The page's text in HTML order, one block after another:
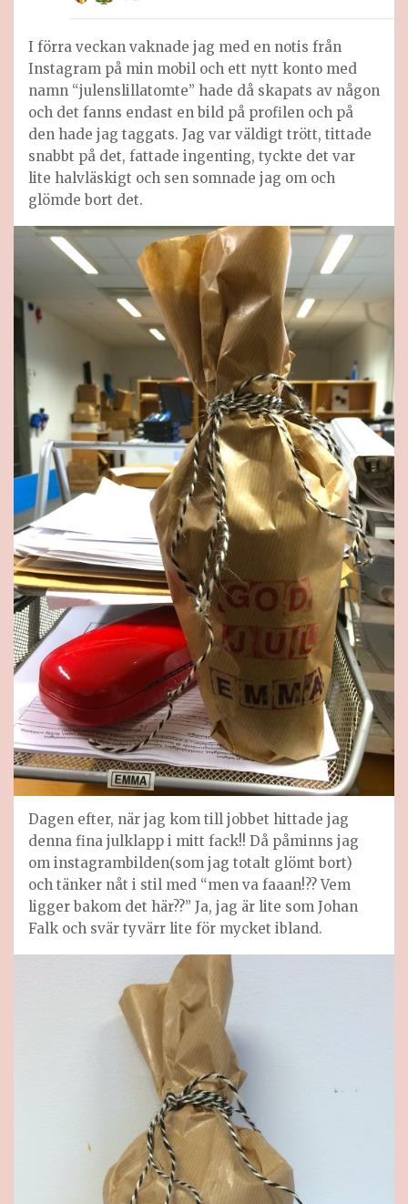
I förra veckan vaknade jag med en notis från
Instagram på min mobil och ett nytt konto med
namn “julenslillatomte” hade då skapats av någon
och det fanns endast en bild på profilen och på
den hade jag taggats. Jag var väldigt trött, tittade
snabbt på det, fattade ingenting, tyckte det var
lite halvläskigt och sen somnade jag om och
glömde bort det.
Dagen efter, när jag kom till jobbet hittade jag
denna fina julklapp i mitt fack!! Då påminns jag
om instagrambilden(som jag totalt glömt bort)
och tänker nåt i stil med “men va faaan!?? Vem
ligger bakom det här??” Ja, jag är lite som Johan
Falk och svär tyvärr lite för mycket ibland.